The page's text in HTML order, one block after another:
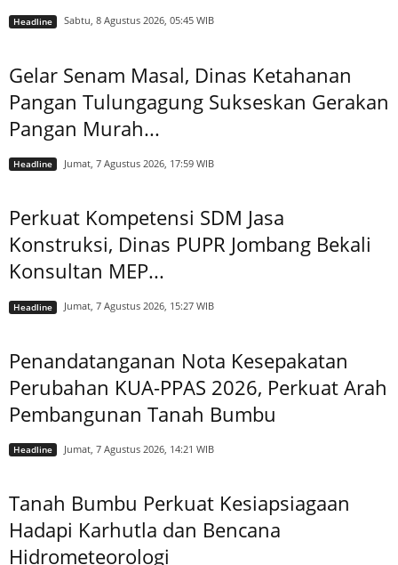
Headline Sabtu, 8 Agustus 2026, 05:45 WIB
Gelar Senam Masal, Dinas Ketahanan
Pangan Tulungagung Sukseskan Gerakan
Pangan Murah...
Headline Jumat, 7 Agustus 2026, 17:59 WIB
Perkuat Kompetensi SDM Jasa
Konstruksi, Dinas PUPR Jombang Bekali
Konsultan MEP...
Headline Jumat, 7 Agustus 2026, 15:27 WIB
Penandatanganan Nota Kesepakatan
Perubahan KUA-PPAS 2026, Perkuat Arah
Pembangunan Tanah Bumbu
Headline Jumat, 7 Agustus 2026, 14:21 WIB
Tanah Bumbu Perkuat Kesiapsiagaan
Hadapi Karhutla dan Bencana
Hidrometeorologi